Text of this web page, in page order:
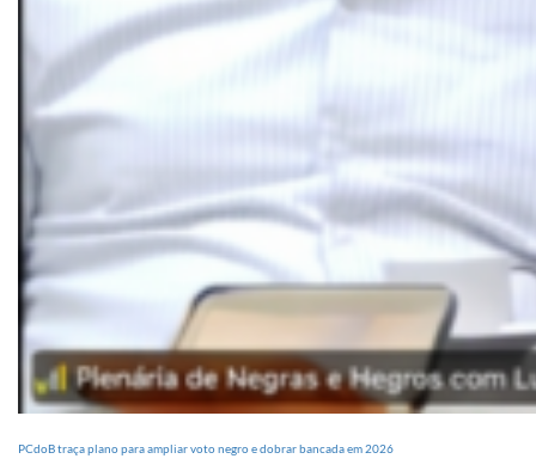
PCdoB traça plano para ampliar voto negro e dobrar bancada em 2026